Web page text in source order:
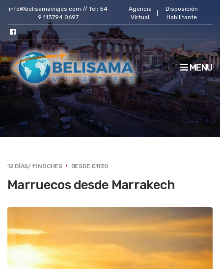
info@belisamaviajes.com // Tel: 54
9 113794 0697
Agencia
Virtual
Disposición
Habilitante
MENU
12 DÍAS/ 11 NOCHES DESDE €1130
Marruecos desde Marrakech